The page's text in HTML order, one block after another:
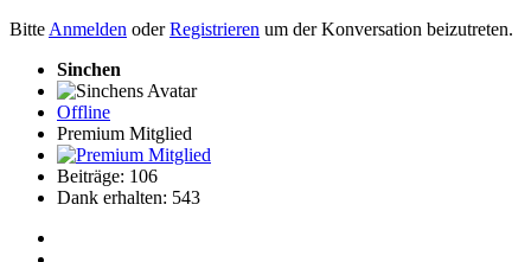
Bitte Anmelden oderRegistrieren um der Konversation beizutreten.
Sinchen
Offline
Premium Mitglied
Beiträge: 106
Dank erhalten: 543